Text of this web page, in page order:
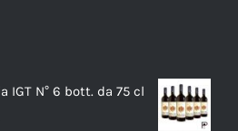
IGT N° 6 bott. da 75 cl